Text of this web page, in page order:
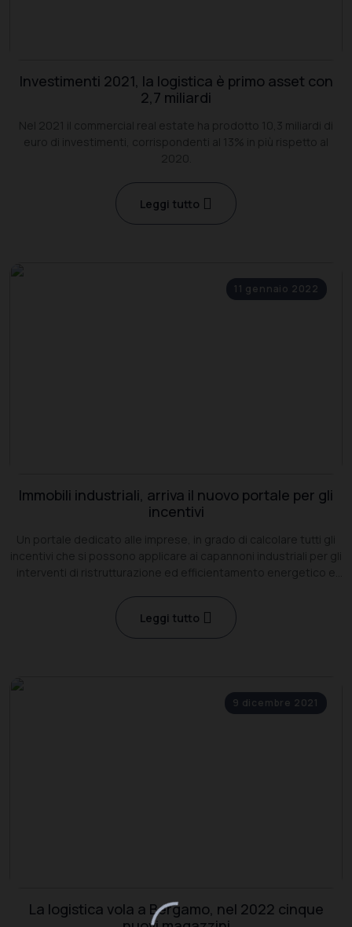
Investimenti 2021, la logistica è primo asset con
2,7 miliardi
Nel 2021 il commercial real estate ha prodotto 10,3 miliardi di
euro di investimenti, corrispondenti al 13% in più rispetto al
2020.
Leggi tutto
11 gennaio 2022
Immobili industriali, arriva il nuovo portale per gli
incentivi
Un portale dedicato alle imprese, in grado di calcolare tutti gli
incentivi che si possono applicare ai capannoni industriali per gli
interventi di ristrutturazione ed efficientamento energetico e
Leggi tutto
9 dicembre 2021
La logistica vola a Bergamo, nel 2022 cinque